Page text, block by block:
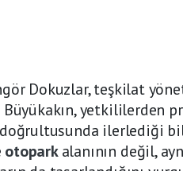
Dokuzlar, teşkilat
yetkililerden
doğrultusunda ilerlediği
otoparkalanının değil,